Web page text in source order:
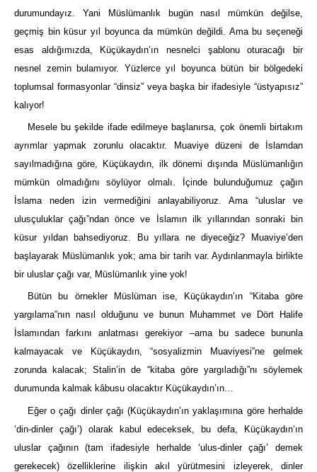
durumundayız. Yani Müslümanlık bugün nasıl mümkün değilse,
geçmiş bin küsur yıl boyunca da mümkün değildi. Ama bu seçeneği
esas aldığımızda, Küçükaydın’ın nesnelci şablonu oturacağı bir
nesnel zemin bulamıyor. Yüzlerce yıl boyunca bütün bir bölgedeki
toplumsal formasyonlar “dinsiz” veya başka bir ifadesiyle “üstyapısız”
kalıyor!
Mesele bu şekilde ifade edilmeye başlanırsa, çok önemli birtakım
ayrımlar yapmak zorunlu olacaktır. Muaviye düzeni de İslamdan
sayılmadığına göre, Küçükaydın, ilk dönemi dışında Müslümanlığın
mümkün olmadığını söylüyor olmalı. İçinde bulunduğumuz çağın
İslama neden izin vermediğini anlayabiliyoruz. Ama “uluslar ve
ulusçuluklar çağı”ndan önce ve İslamın ilk yıllarından sonraki bin
küsur yıldan bahsediyoruz. Bu yıllara ne diyeceğiz? Muaviye’den
başlayarak Müslümanlık yok; ama bir tarih var. Aydınlanmayla birlikte
bir uluslar çağı var, Müslümanlık yine yok!
Bütün bu örnekler Müslüman ise, Küçükaydın’ın “Kitaba göre
yargılama”nın nasıl olduğunu ve bunun Muhammet ve Dört Halife
İslamından farkını anlatması gerekiyor –ama bu sadece bununla
kalmayacak ve Küçükaydın, “sosyalizmin Muaviyesi”ne gelmek
zorunda kalacak; Stalin’in de “kitaba göre yargıladığı”nı söylemek
durumunda kalmak kâbusu olacaktır Küçükaydın’ın…
Eğero çağı dinler çağı (Küçükaydın’ın yaklaşımına göre herhalde
‘din-dinler çağı’) olarak kabul edeceksek, bu defa, Küçükaydın’ın
uluslar çağının (tam ifadesiyle herhalde ‘ulus-dinler çağı’ demek
gerekecek) özelliklerine ilişkin akıl yürütmesini izleyerek, dinler